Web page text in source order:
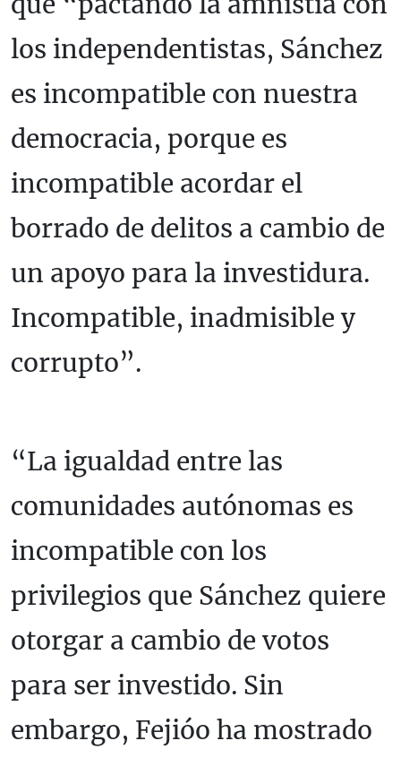
los independentistas, Sánchez
es incompatible con nuestra
democracia, porque es
incompatible acordar el
borrado de delitos a cambio de
un apoyo para la investidura.
Incompatible, inadmisible y
corrupto”.
“La igualdad entre las
comunidades autónomas es
incompatible con los
privilegios que Sánchez quiere
otorgar a cambio de votos
para ser investido. Sin
embargo, Fejióo ha mostrado